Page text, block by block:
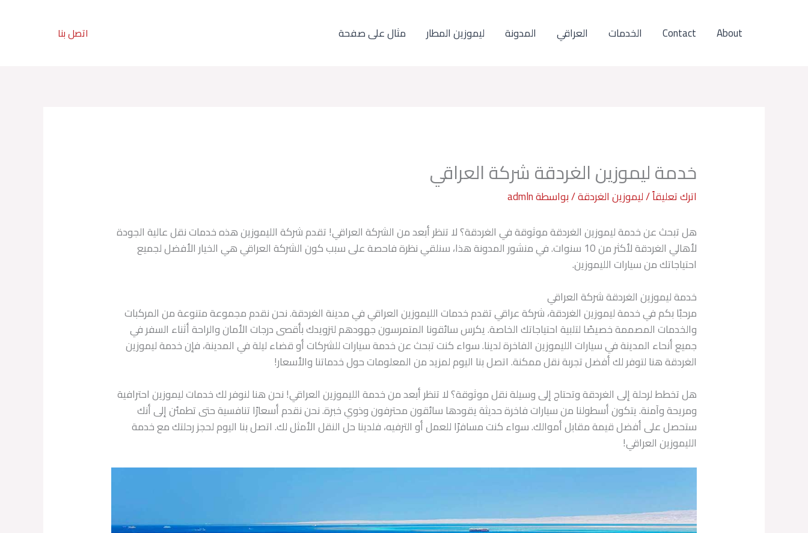
About
Contact الخدمات العراقي المدونة ليموزين المطار مثال على صفحة اتصل بنا
خدمة ليموزين الغردقة شركة العراقي
اترك تعليقاً/ليموزين الغردقة/ بواسطةadmln
هل تبحث عن خدمة ليموزين الغردقة موثوقة في الغردقة؟ لا تنظر أبعد من الشركة العراقي! تقدم شركة الليموزين هذه خدمات نقل عالية الجودة
لأهالي الغردقة لأكثر من 10 سنوات. في منشور المدونة هذا، سنلقي نظرة فاحصة على سبب كون الشركة العراقي هي الخيار الأفضل لجميع
احتياجاتك من سيارات الليموزين.
خدمة ليموزين الغردقة شركة العراقي
مرحبًا بكم في خدمة ليموزين الغردقة، شركة عراقي تقدم خدمات الليموزين العراقي في مدينة الغردقة. نحن نقدم مجموعة متنوعة من المركبات
والخدمات المصممة خصيصًا لتلبية احتياجاتك الخاصة. يكرس سائقونا المتمرسون جهودهم لتزويدك بأقصى درجات الأمان والراحة أثناء السفر في
جميع أنحاء المدينة في سيارات الليموزين الفاخرة لدينا. سواء كنت تبحث عن خدمة سيارات للشركات أو قضاء ليلة في المدينة، فإن خدمة ليموزين
الغردقة هنا لتوفر لك أفضل تجربة نقل ممكنة. اتصل بنا اليوم لمزيد من المعلومات حول خدماتنا والأسعار!
هل تخطط لرحلة إلى الغردقة وتحتاج إلى وسيلة نقل موثوقة؟ لا تنظر أبعد من خدمة الليموزين العراقي! نحن هنا لنوفر لك خدمات ليموزين احترافية
ومريحة وآمنة. يتكون أسطولنا من سيارات فاخرة حديثة يقودها سائقون محترفون وذوي خبرة. نحن نقدم أسعارًا تنافسية حتى تطمئن إلى أنك
ستحصل على أفضل قيمة مقابل أموالك. سواء كنت مسافرًا للعمل أو الترفيه، فلدينا حل النقل الأمثل لك. اتصل بنا اليوم لحجز رحلتك مع خدمة
الليموزين العراقي!